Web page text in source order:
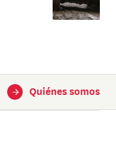
→ Quiénes somos